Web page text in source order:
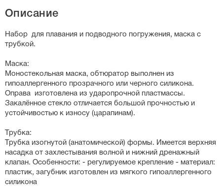
Описание
Набор для плавания и подводного погружения, маска с
трубкой.
Маска:
Моностекольная маска, обтюратор выполнен из
гипоаллергенного прозрачного или черного силикона.
Оправа изготовлена из ударопрочной пластмассы.
Закалённое стекло отличается большой прочностью и
устойчивостью к износу (царапинам).
Трубка:
Трубка изогнутой (анатомической) формы. Имеется верхняя
насадка от захлестывания волной и нижний дренажный
клапан. Особенности: - регулируемое крепление - материал:
пластик, загубник изготовлен из мягкого гипоаллергенного
силикона